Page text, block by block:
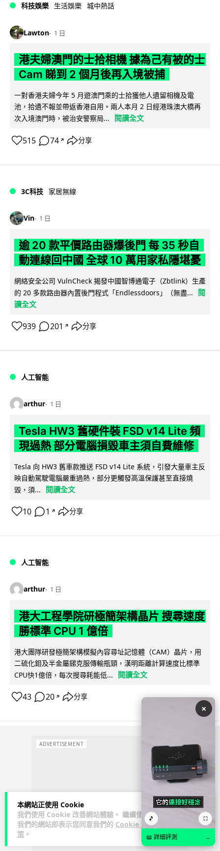
本網站正使用 Cookie
我們使用 Cookie 改善網站體驗。 繼續使用
我們的網站即表示您同意我們的 Cookie 政
策 。
科技娛樂 生活娛樂 城中熱話
Lawton 1 日
港夫婦澳門的士拾相機 據為己有被的士
Cam 睇到 2 個月後再入境被捕
一對香港夫婦今年 5 月遊澳門乘的士拾獲他人遺留相機及電
池，拾遺不報並帶返香港自用。兩人本月 2 日經港珠澳大橋再
次入境澳門時，被治安警察局...
閱讀全文
515 74 ↗ 分享
3C科技 家居無線
Vin 1 日
逾 20 款平價路由器爆後門 每 35 秒自
動連線回中國 全球 10 萬用家私隱堪憂
網絡安全公司 VulnCheck 揭發中國智博通電子（Zbtlink）生產
的 20 多款路由器內置後門程式「Endlessdoors」（無盡...
閱
讀全文
939 201 ↗ 分享
人工智能
arthur 1 日
Tesla HW3 舊硬件裝 FSD v14 Lite 頻
現過熱 部分電腦損毀車主須自費維修
Tesla 向 HW3 舊車款推送 FSD v14 Lite 系統，引發大量車主反
映自動駕駛電腦嚴重過熱，部分更觸發高溫保護甚至直接燒
毀，須...
閱讀全文
10 1 ↗ 分享
人工智能
arthur 1 日
港大工程學院研極簡架構晶片 搜尋速度
勝標準 CPU 1 億倍
港大團隊研發極簡架構模擬內容尋址記憶體（CAM）晶片，用
二硫化鉬及半金屬銻克服傳輸瓶頸，漢明距離計算速度比標準
CPU快1億倍，每次搜尋耗能低...
閱讀全文
43 20 ↗ 分享
ADVERTISEMENT
×
🎵 ⛶
📖 詳細評測 →